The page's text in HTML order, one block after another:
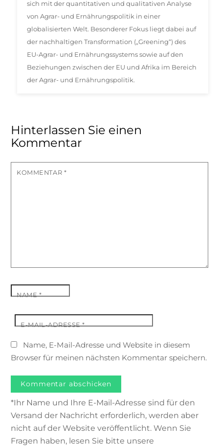
sich mit der quantitativen und qualitativen Analyse
von Agrar- und Ernährungspolitik in einer
globalisierten Welt. Besonderer Fokus liegt dabei auf
der nachhaltigen Transformation („Greening“) des
EU-Agrar- und Ernährungssystems sowie auf den
Beziehungen zwischen der EU und Afrika im Bereich
der Agrar- und Ernährungspolitik.
Hinterlassen Sie einen
Kommentar
KOMMENTAR *
NAME*
E-MAIL-ADRESSE*
Name, E-Mail-Adresse und Website in diesem
Browser für meinen nächsten Kommentar speichern.
*Ihr Name und Ihre E-Mail-Adresse sind für den
Versand der Nachricht erforderlich, werden aber
nicht auf der Website veröffentlicht. Wenn Sie
Fragen haben, lesen Sie bitte unsere